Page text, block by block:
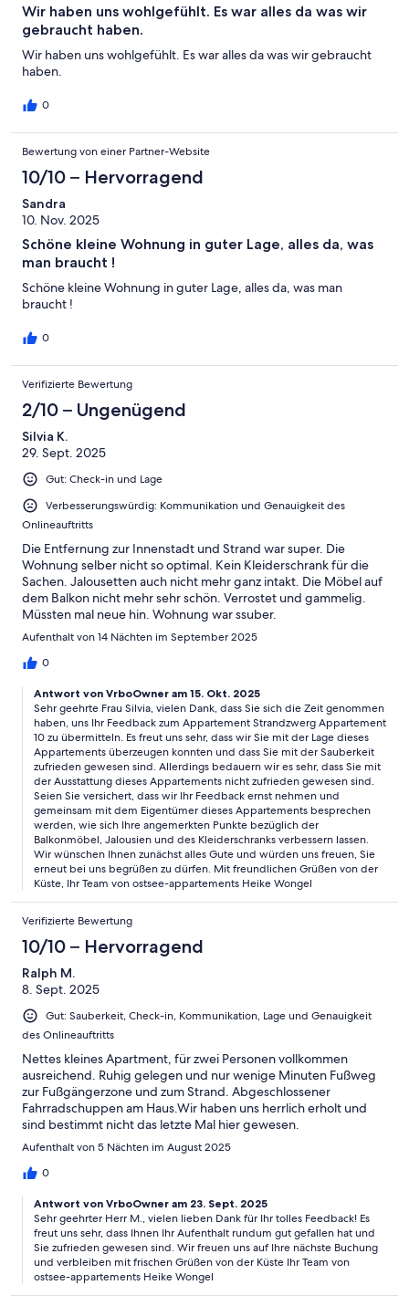
Wir haben uns wohlgefühlt. Es war alles da was wir
gebraucht haben.
Wir haben uns wohlgefühlt. Es war alles da was wir gebraucht
haben.
0
Bewertung von einer Partner-Website
10/10 – Hervorragend
Sandra
10. Nov. 2025
Schöne kleine Wohnung in guter Lage, alles da, was
man braucht !
Schöne kleine Wohnung in guter Lage, alles da, was man
braucht !
0
Verifizierte Bewertung
2/10 – Ungenügend
Silvia K.
29. Sept. 2025
Gut: Check-in und Lage
Verbesserungswürdig: Kommunikation und Genauigkeit des
Onlineauftritts
Die Entfernung zur Innenstadt und Strand war super. Die
Wohnung selber nicht so optimal. Kein Kleiderschrank für die
Sachen. Jalousetten auch nicht mehr ganz intakt. Die Möbel auf
dem Balkon nicht mehr sehr schön. Verrostet und gammelig.
Müssten mal neue hin. Wohnung war ssuber.
Aufenthalt von 14 Nächten im September 2025
0
Antwort von VrboOwner am 15. Okt. 2025
Sehr geehrte Frau Silvia, vielen Dank, dass Sie sich die Zeit genommen
haben, uns Ihr Feedback zum Appartement Strandzwerg Appartement
10 zu übermitteln. Es freut uns sehr, dass wir Sie mit der Lage dieses
Appartements überzeugen konnten und dass Sie mit der Sauberkeit
zufrieden gewesen sind. Allerdings bedauern wir es sehr, dass Sie mit
der Ausstattung dieses Appartements nicht zufrieden gewesen sind.
Seien Sie versichert, dass wir Ihr Feedback ernst nehmen und
gemeinsam mit dem Eigentümer dieses Appartements besprechen
werden, wie sich Ihre angemerkten Punkte bezüglich der
Balkonmöbel, Jalousien und des Kleiderschranks verbessern lassen.
Wir wünschen Ihnen zunächst alles Gute und würden uns freuen, Sie
erneut bei uns begrüßen zu dürfen. Mit freundlichen Grüßen von der
Küste, Ihr Team von ostsee-appartements Heike Wongel
Verifizierte Bewertung
10/10 – Hervorragend
Ralph M.
8. Sept. 2025
Gut: Sauberkeit, Check-in, Kommunikation, Lage und Genauigkeit
des Onlineauftritts
Nettes kleines Apartment, für zwei Personen vollkommen
ausreichend. Ruhig gelegen und nur wenige Minuten Fußweg
zur Fußgängerzone und zum Strand. Abgeschlossener
Fahrradschuppen am Haus.Wir haben uns herrlich erholt und
sind bestimmt nicht das letzte Mal hier gewesen.
Aufenthalt von 5 Nächten im August 2025
0
Antwort von VrboOwner am 23. Sept. 2025
Sehr geehrter Herr M., vielen lieben Dank für Ihr tolles Feedback! Es
freut uns sehr, dass Ihnen Ihr Aufenthalt rundum gut gefallen hat und
Sie zufrieden gewesen sind. Wir freuen uns auf Ihre nächste Buchung
und verbleiben mit frischen Grüßen von der Küste Ihr Team von
ostsee-appartements Heike Wongel